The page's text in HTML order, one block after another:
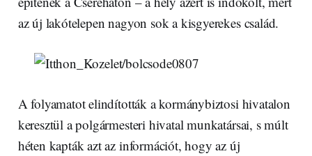
az új lakótelepen nagyon sok a kisgyerekes család.
A folyamatot elindították a kormánybiztosi hivatalon
keresztül a polgármesteri hivatal munkatársai, s múlt
héten kapták azt az információt, hogy az új